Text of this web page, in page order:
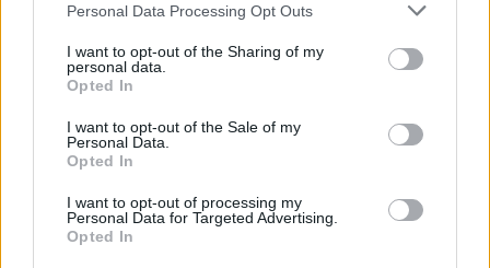
Personal Data Processing Opt Outs
I want to opt-out of the Sharing of my
personal data.
Opted In
I want to opt-out of the Sale of my
Personal Data.
Opted In
I want to opt-out of processing my
Personal Data for Targeted Advertising.
Opted In
Mago De Oz
blink-182
Extremoduro